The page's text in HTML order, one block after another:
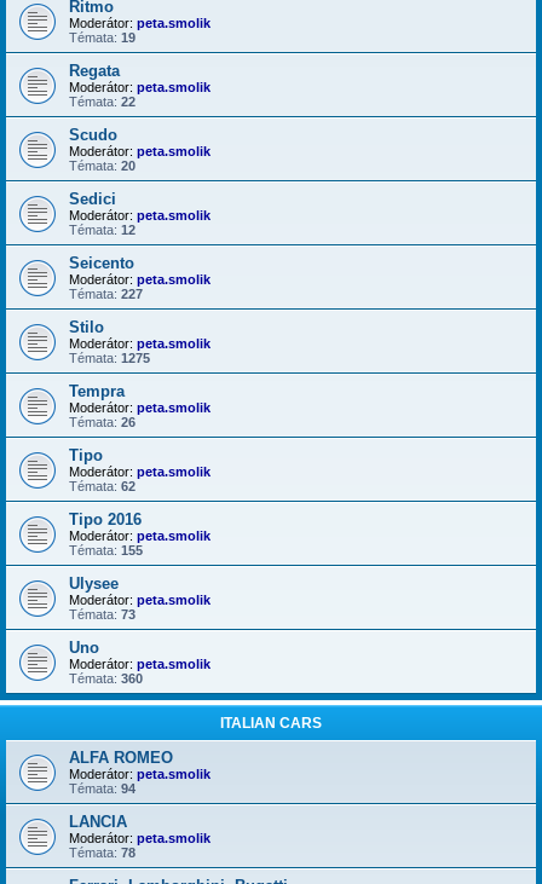
Ritmo
Moderátor: peta.smolik
Témata: 19
Regata
Moderátor: peta.smolik
Témata: 22
Scudo
Moderátor: peta.smolik
Témata: 20
Sedici
Moderátor: peta.smolik
Témata: 12
Seicento
Moderátor: peta.smolik
Témata: 227
Stilo
Moderátor: peta.smolik
Témata: 1275
Tempra
Moderátor: peta.smolik
Témata: 26
Tipo
Moderátor: peta.smolik
Témata: 62
Tipo 2016
Moderátor: peta.smolik
Témata: 155
Ulysee
Moderátor: peta.smolik
Témata: 73
Uno
Moderátor: peta.smolik
Témata: 360
ITALIAN CARS
ALFA ROMEO
Moderátor: peta.smolik
Témata: 94
LANCIA
Moderátor: peta.smolik
Témata: 78